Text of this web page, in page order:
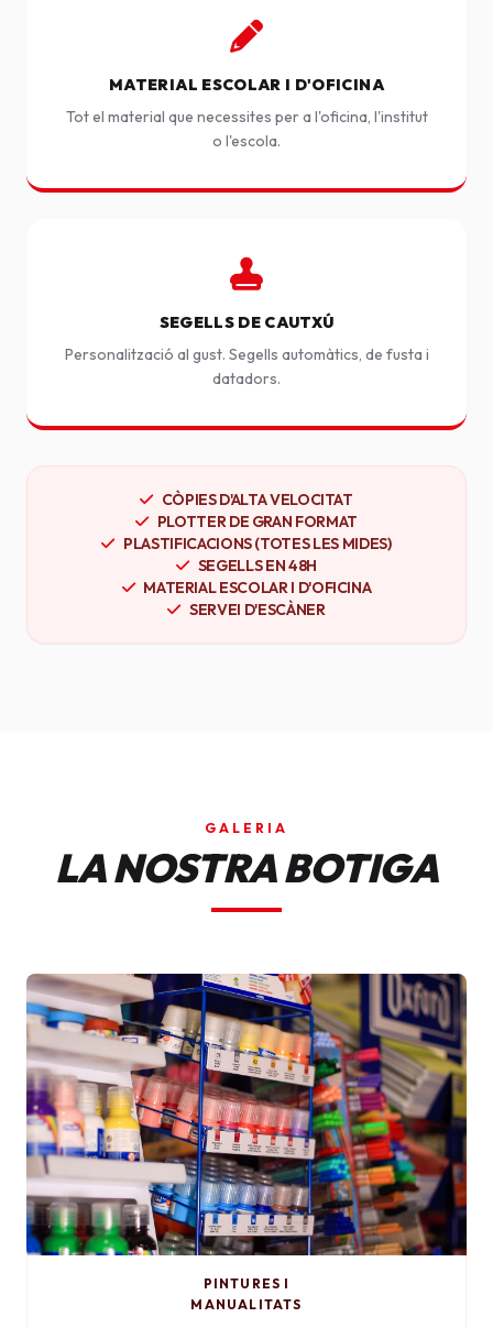
MATERIAL ESCOLAR I D'OFICINA
Tot el material que necessites per a l'oficina, l'institut
o l'escola.
SEGELLS DE CAUTXÚ
Personalització al gust. Segells automàtics, de fusta i
datadors.
CÒPIES D'ALTA VELOCITAT
PLOTTER DE GRAN FORMAT
PLASTIFICACIONS (TOTES LES MIDES)
SEGELLS EN 48H
MATERIAL ESCOLAR I D'OFICINA
SERVEI D'ESCÀNER
GALERIA
LA NOSTRA BOTIGA
PINTURES I
MANUALITATS